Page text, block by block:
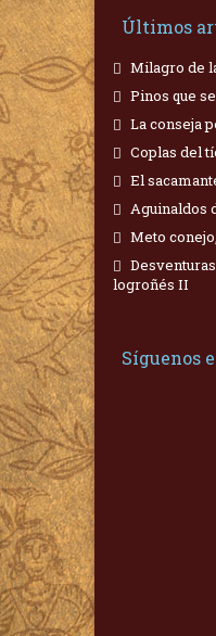
Últimos
Milagro de
Pinos que
La conseja
Coplas del
El
Aguinaldos
Meto
logroñés II
Síguenos